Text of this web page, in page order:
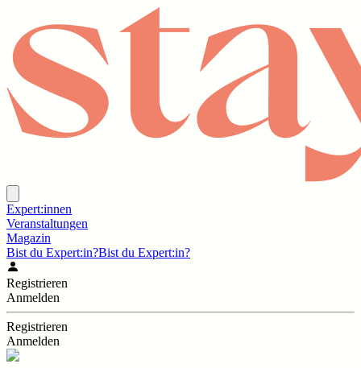
Expert:innen
Veranstaltungen
Magazin
Bist du Expert:in?Bist du Expert:in?
Registrieren
Anmelden
Registrieren
Anmelden